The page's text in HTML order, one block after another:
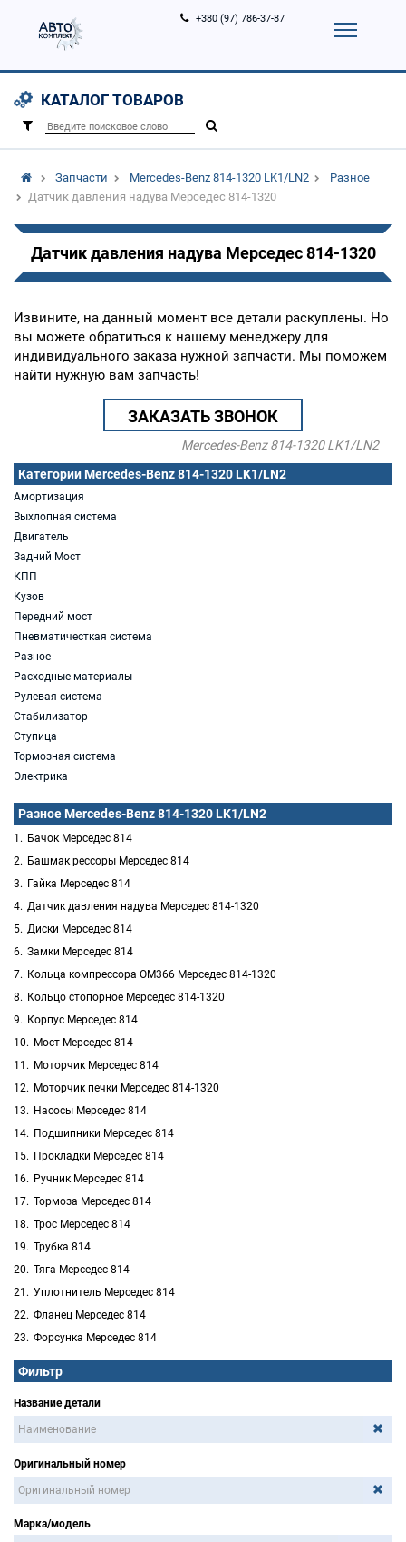
0)
Услуги
+380 (97) 786-37-87
КАТАЛОГ ТОВАРОВ
Запчасти Mercedes-Benz 814-1320 LK1/LN2
Разное
Датчик давления надува Мерседес 814-1320
Датчик давления надува Мерседес 814-1320
Категории Mercedes-Benz 814-1320 LK1/LN2
Амортизация
Выхлопная система
Двигатель
Задний Мост
КПП
Кузов
Передний мост
Пневматичесткая система
Разное
Расходные материалы
Рулевая система
Стабилизатор
Ступица
Тормозная система
Электрика
Разное Mercedes-Benz 814-1320 LK1/LN2
Бачок Мерседес 814
Башмак рессоры Мерседес 814
Гайка Мерседес 814
Датчик давления надува Мерседес 814-1320
Диски Мерседес 814
Замки Мерседес 814
Кольца компрессора OM366 Мерседес 814-1320
Кольцо стопорное Мерседес 814-1320
Корпус Мерседес 814
Мост Мерседес 814
Моторчик Мерседес 814
Моторчик печки Мерседес 814-1320
Насосы Мерседес 814
Подшипники Мерседес 814
Прокладки Мерседес 814
Ручник Мерседес 814
Тормоза Мерседес 814
Трос Мерседес 814
Трубка 814
Тяга Мерседес 814
Уплотнитель Мерседес 814
Фланец Мерседес 814
Форсунка Мерседес 814
Фильтр
Название детали
Оригинальный номер
Марка/модель
Извините, на данный момент все детали раскуплены. Но
вы можете обратиться к нашему менеджеру для
индивидуального заказа нужной запчасти. Мы поможем
найти нужную вам запчасть!
ЗАКАЗАТЬ ЗВОНОК
Mercedes-Benz 814-1320 LK1/LN2